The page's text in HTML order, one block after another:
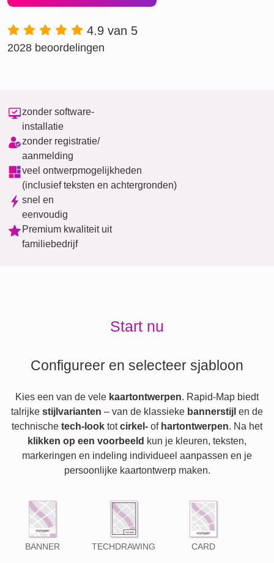
4.9 van 5
2028 beoordelingen
zonder software-
installatie
zonder registratie/
aanmelding
veel ontwerpmogelijkheden
(inclusief teksten en achtergronden)
snel en
eenvoudig
Premium kwaliteit uit
familiebedrijf
Start nu
Configureer en selecteer sjabloon
Kies een van de vele kaartontwerpen. Rapid-Map biedt
talrijke stijlvarianten – van de klassieke bannerstijl en de
technische tech-look totcirkel- of hartontwerpen. Na het
klikken op een voorbeeld kun je kleuren, teksten,
markeringen en indeling individueel aanpassen en je
persoonlijke kaartontwerp maken.
BANNER TECHDRAWING CARD